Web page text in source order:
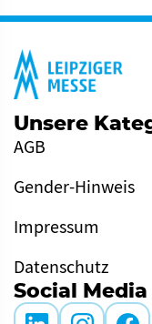
Unsere
AGB
Gender-Hinweis
Impressum
Datenschutz
Social Media